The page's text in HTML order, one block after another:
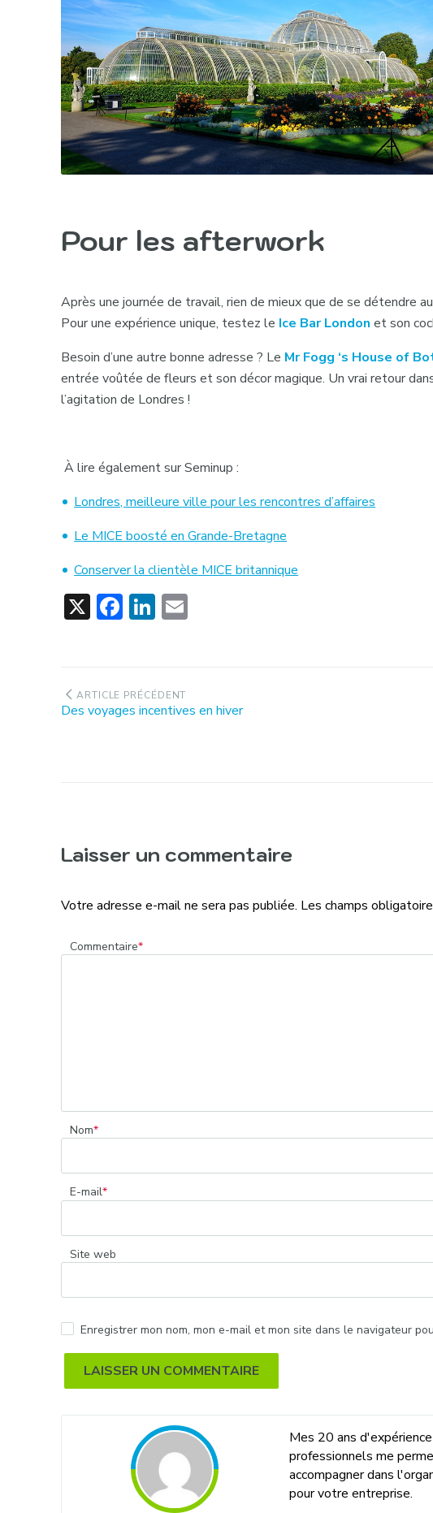
Pour les afterwork
Après une journée de travail, rien de mieux que de se détendre
Pour une expérience unique, testez le Ice Bar Londonet son
Besoin d’une autre bonne adresse ? Le Mr Fogg ‘s House of
entrée voûtée de fleurs et son décor magique. Un vrai retour
l’agitation de Londres !
À lire également sur Seminup :
Londres, meilleure ville pour les rencontres d’affaires
Le MICE boosté en Grande-Bretagne
Conserver la clientèle MICE britannique
X Facebook
LinkedIn
Navigation
de
ARTICLE PRÉCÉDENT
Article
précédent
Des voyages incentives en hiver
Laisser un commentaire
Votre adresse e-mail ne sera pas publiée. Les champs
Commentaire*
Nom*
E-mail*
Site web
Enregistrer mon nom, mon e-mail et mon site dans le navigateur
Mes 20 ans
professionnels me
accompagner dans
pour votre entreprise.